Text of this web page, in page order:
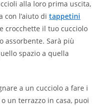
alla loro prima uscita,
con l’aiuto ditappetini
crocchette il tuo cucciolo
assorbente. Sarà più
spazio a quella
a un cucciolo a fare i
un terrazzo in casa, puoi